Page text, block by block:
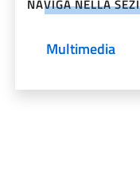
NAVIGA NELLA
Multimedia